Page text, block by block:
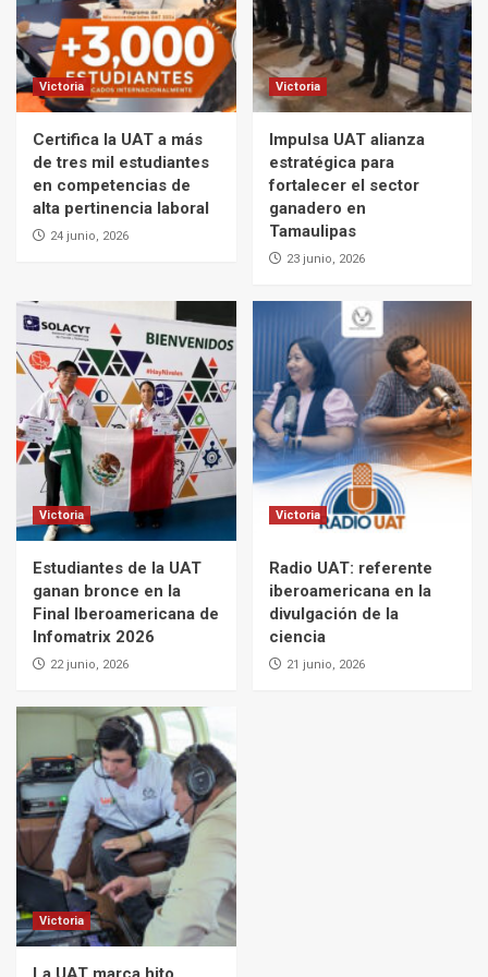
Victoria
Certifica la UAT a más
de tres mil estudiantes
en competencias de
alta pertinencia laboral
24 junio, 2026
Victoria
Impulsa UAT alianza
estratégica para
fortalecer el sector
ganadero en
Tamaulipas
23 junio, 2026
Victoria
Estudiantes de la UAT
ganan bronce en la
Final Iberoamericana de
Infomatrix 2026
22 junio, 2026
Victoria
Radio UAT: referente
iberoamericana en la
divulgación de la
ciencia
21 junio, 2026
Victoria